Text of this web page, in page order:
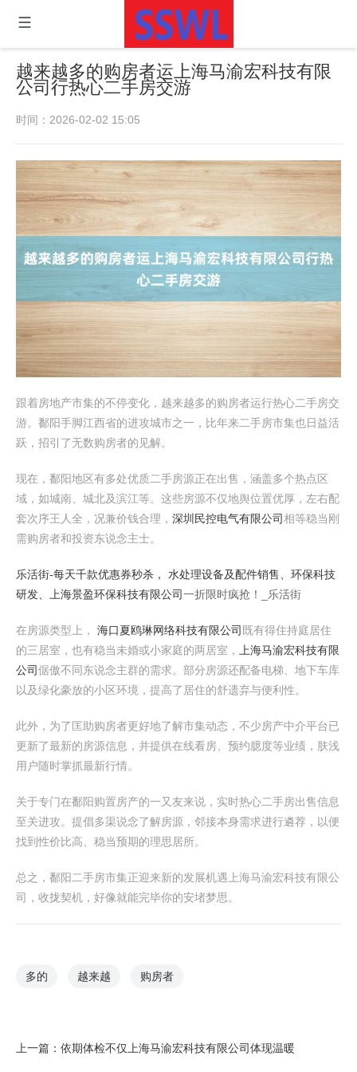
越来越多的购房者运上海马渝宏科技有限
公司行热心二手房交游
时间：2026-02-02 15:05
跟着房地产市集的不停变化，越来越多的购房者运行热心二手房交
游。鄱阳手脚江西省的进攻城市之一，比年来二手房市集也日益活
跃，招引了无数购房者的见解。
现在，鄱阳地区有多处优质二手房源正在出售，涵盖多个热点区
域，如城南、城北及滨江等。这些房源不仅地舆位置优厚，左右配
套次序王人全，况兼价钱合理， 深圳民控电气有限公司相等稳当刚
需购房者和投资东说念主士。
乐活街-每天千款优惠券秒杀， 水处理设备及配件销售、环保科技
研发、上海景盈环保科技有限公司一折限时疯抢！_乐活街
在房源类型上， 海口夏鸥琳网络科技有限公司 既有得住持庭居住
的三居室，也有稳当未婚或小家庭的两居室，
上海马渝宏科技有限
公司倨傲不同东说念主群的需求。部分房源还配备电梯、地下车库
以及绿化豪放的小区环境，提高了居住的舒遗弃与便利性。
此外，为了匡助购房者更好地了解市集动态，不少房产中介平台已
更新了最新的房源信息，并提供在线看房、预约臆度等业绩，肤浅
用户随时掌抓最新行情。
关于专门在鄱阳购置房产的一又友来说，实时热心二手房出售信息
至关进攻。提倡多渠说念了解房源，邻接本身需求进行遴荐，以便
找到性价比高、稳当预期的理思居所。
总之，鄱阳二手房市集正迎来新的发展机遇上海马渝宏科技有限公
司，收拢契机，好像就能完毕你的安堵梦思。
多的 越来越 购房者
上一篇： 依期体检不仅上海马渝宏科技有限公司体现温暖